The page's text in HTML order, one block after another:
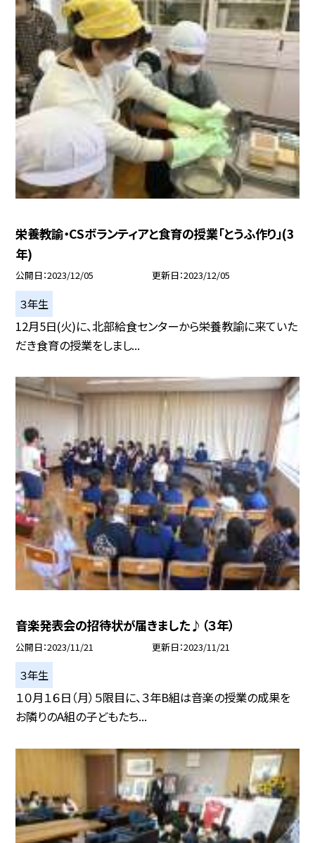
栄養教諭・CSボランティアと食育の授業「とうふ作り」(3
年)
公開日 2023/12/05 更新日 2023/12/05
３年生
12月5日(火)に、北部給食センターから栄養教諭に来ていた
だき食育の授業をしまし...
音楽発表会の招待状が届きました♪（３年）
公開日 2023/11/21 更新日 2023/11/21
３年生
１０月１６日（月）５限目に、３年B組は音楽の授業の成果を
お隣りのA組の子どもたち...